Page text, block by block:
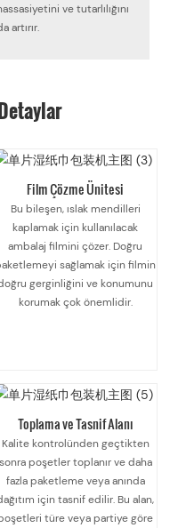
ve tutarlılığını
artırır.
Film Çözme Ünitesi
Bu bileşen, ıslak mendilleri
kaplamak için kullanılacak
ambalaj filmini çözer. Doğru
sağlamak için filmin
gerginliğini ve konumunu
korumak çok önemlidir.
Toplama ve Tasnif Alanı
Kalite kontrolünden geçtikten
sonra poşetler toplanır ve daha
fazla paketleme veya anında
için tasnif edilir. Bu alan,
türe veya partiye göre